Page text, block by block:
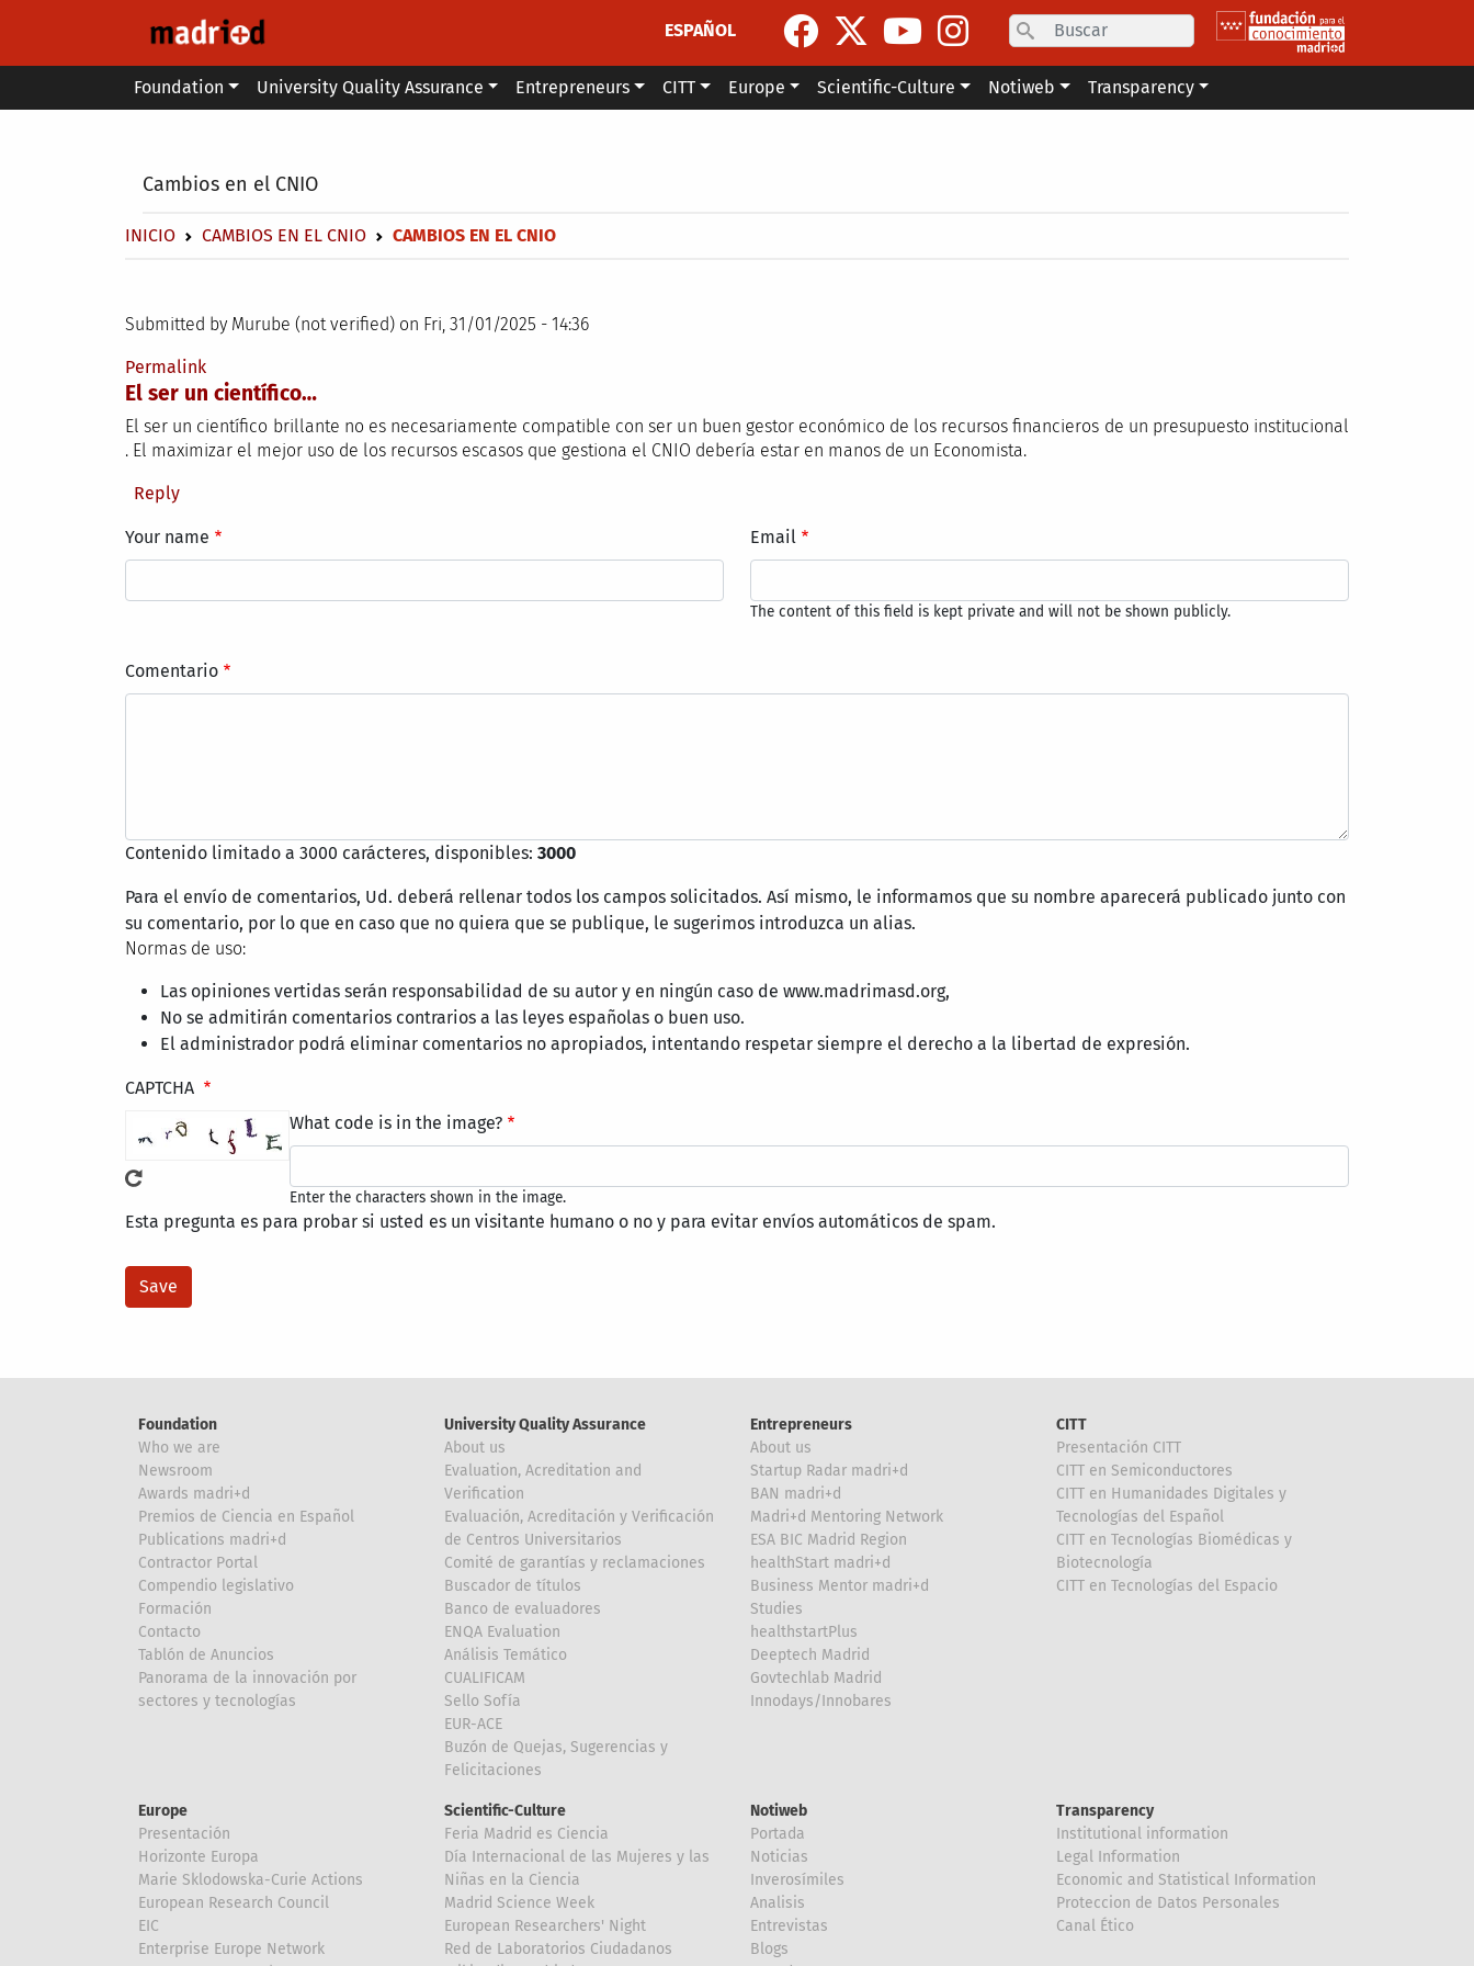
ESPAÑOL
Search
Main menu
Foundation University Quality Assurance Entrepreneurs CITT Europe Scientific-Culture Notiweb Transparency
Cambios en el CNIO
Breadcrumb
INICIO CAMBIOS EN EL CNIO CAMBIOS EN EL CNIO
Submitted by Murube (not verified) on Fri, 31/01/2025 - 14:36
Permalink
El ser un científico…
El ser un científico brillante no es necesariamente compatible con ser un buen gestor económico de los recursos financieros de un presupuesto institucional
. El maximizar el mejor uso de los recursos escasos que gestiona el CNIO debería estar en manos de un Economista.
Reply
Your name Email
The content of this field is kept private and will not be shown publicly.
Comentario
Contenido limitado a 3000 carácteres, disponibles: 3000
Para el envío de comentarios, Ud. deberá rellenar todos los campos solicitados. Así mismo, le informamos que su nombre aparecerá publicado junto con
su comentario, por lo que en caso que no quiera que se publique, le sugerimos introduzca un alias.
Normas de uso:
Las opiniones vertidas serán responsabilidad de su autor y en ningún caso de www.madrimasd.org,
No se admitirán comentarios contrarios a las leyes españolas o buen uso.
El administrador podrá eliminar comentarios no apropiados, intentando respetar siempre el derecho a la libertad de expresión.
CAPTCHA
What code is in the image?
Enter the characters shown in the image.
Esta pregunta es para probar si usted es un visitante humano o no y para evitar envíos automáticos de spam.
Foundation
Who we are
Newsroom
Awards madri+d
Premios de Ciencia en Español
Publications madri+d
Contractor Portal
Compendio legislativo
Formación
Contacto
Tablón de Anuncios
Panorama de la innovación por
sectores y tecnologías
University Quality Assurance
About us
Evaluation, Acreditation and
Verification
Evaluación, Acreditación y Verificación
de Centros Universitarios
Comité de garantías y reclamaciones
Buscador de títulos
Banco de evaluadores
ENQA Evaluation
Análisis Temático
CUALIFICAM
Sello Sofía
EUR-ACE
Buzón de Quejas, Sugerencias y
Felicitaciones
Entrepreneurs
About us
Startup Radar madri+d
BAN madri+d
Madri+d Mentoring Network
ESA BIC Madrid Region
healthStart madri+d
Business Mentor madri+d
Studies
healthstartPlus
Deeptech Madrid
Govtechlab Madrid
Innodays/Innobares
CITT
Presentación CITT
CITT en Semiconductores
CITT en Humanidades Digitales y
Tecnologías del Español
CITT en Tecnologías Biomédicas y
Biotecnología
CITT en Tecnologías del Espacio
Europe
Presentación
Horizonte Europa
Marie Sklodowska-Curie Actions
European Research Council
EIC
Enterprise Europe Network
Scientific-Culture
Feria Madrid es Ciencia
Día Internacional de las Mujeres y las
Niñas en la Ciencia
Madrid Science Week
European Researchers' Night
Red de Laboratorios Ciudadanos
Notiweb
Portada
Noticias
Inverosímiles
Analisis
Entrevistas
Blogs
Transparency
Institutional information
Legal Information
Economic and Statistical Information
Proteccion de Datos Personales
Canal Ético